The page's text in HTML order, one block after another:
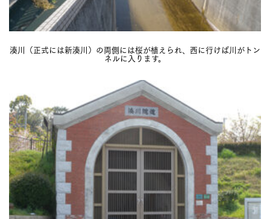
湊川（正式には新湊川）の両側には桜が植えられ、西に行けば川がトン
ネルに入ります。